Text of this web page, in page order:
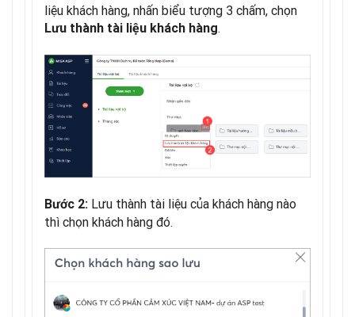
liệu khách hàng, nhấn biểu tượng 3 chấm, chọn
Lưu thành tài liệu khách hàng.
Bước 2: Lưu thành tài liệu của khách hàng nào
thì chọn khách hàng đó.